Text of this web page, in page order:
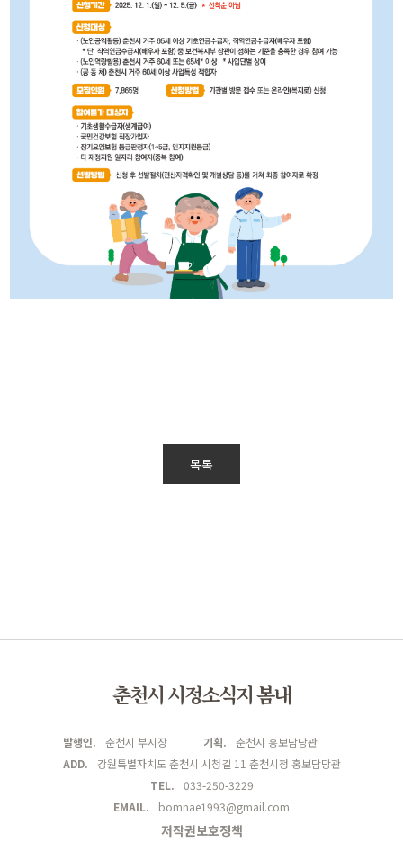
목록
춘천시 시정소식지 봄내
발행인. 춘천시 부시장 기획.
춘천시 홍보담당관
ADD.
강원특별자치도 춘천시 시청길 11 춘천시청 홍보담당관
TEL.
033-250-3229
EMAIL.
bomnae1993@gmail.com
저작권보호정책